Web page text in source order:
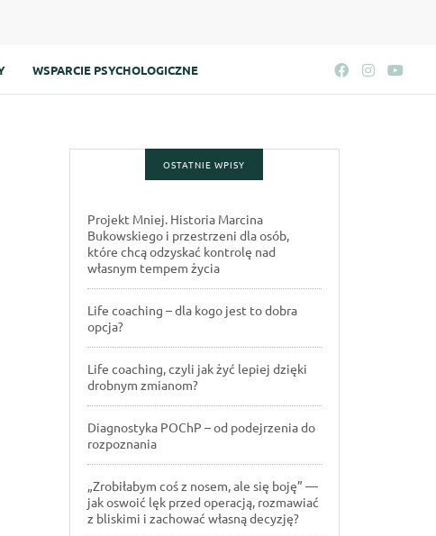
WSPARCIE PSYCHOLOGICZNE
OSTATNIE WPISY
Projekt Mniej. Historia Marcina
Bukowskiego i przestrzeni dla osób,
które chcą odzyskać kontrolę nad
własnym tempem życia
Life coaching – dla kogo jest to dobra
opcja?
Life coaching, czyli jak żyć lepiej dzięki
drobnym zmianom?
Diagnostyka POChP – od podejrzenia do
rozpoznania
„Zrobiłabym coś z nosem, ale się boję” —
jak oswoić lęk przed operacją, rozmawiać
z bliskimi i zachować własną decyzję?